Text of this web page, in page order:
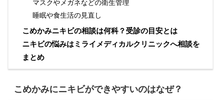
マスクやメガネなどの衛生管理
睡眠や食生活の見直し
こめかみニキビの相談は何科？受診の目安とは
ニキビの悩みはミライメディカルクリニックへ相談を
まとめ
こめかみにニキビができやすいのはなぜ？